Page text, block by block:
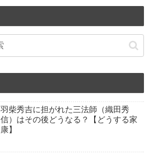
羽柴秀吉に担がれた三法師（織田秀
信）はその後どうなる？【どうする家
康】